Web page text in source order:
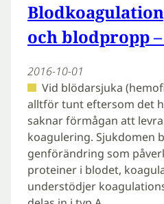
och blodpropp
2016-10-01
Vid blödarsjuka
alltför tunt eftersom det
saknar förmågan att
koagulering. Sjukdomen
genförändring som
proteiner i blodet,
understödjer